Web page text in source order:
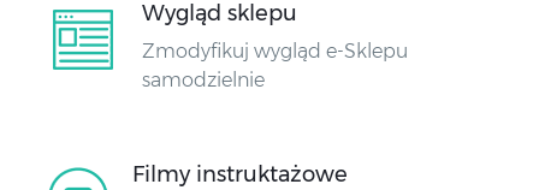
Wygląd sklepu
Zmodyfikuj wygląd e-Sklepu
samodzielnie
Filmy instruktażowe